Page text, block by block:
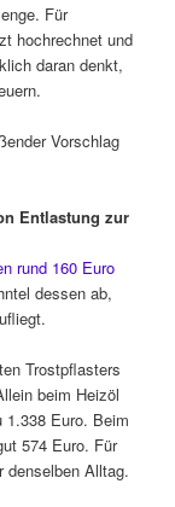
Für
hochrechnet und
daran denkt,
Vorschlag
Entlastung zur
rund 160 Euro
dessen ab,
Trostpflasters
beim Heizöl
1.338 Euro. Beim
574 Euro. Für
denselben Alltag.